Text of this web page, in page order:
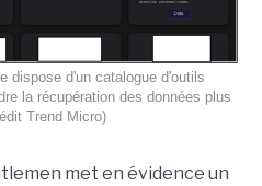
dispose d'un catalogue d'outils
la récupération des données plus
Trend Micro)
met en évidence un